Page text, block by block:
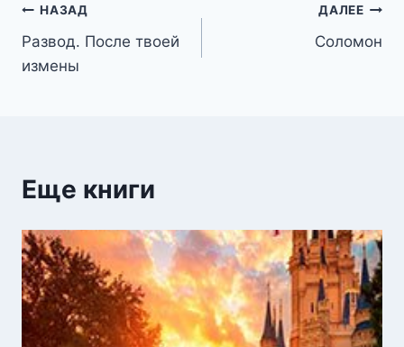
Навигация
по
НАЗАД
Развод. После твоей
измены
ДАЛЕЕ
Соломон
Еще книги